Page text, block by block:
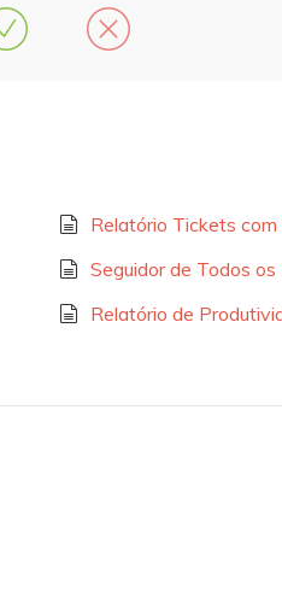
Relatório Tickets
Seguidor de Todos
Relatório de